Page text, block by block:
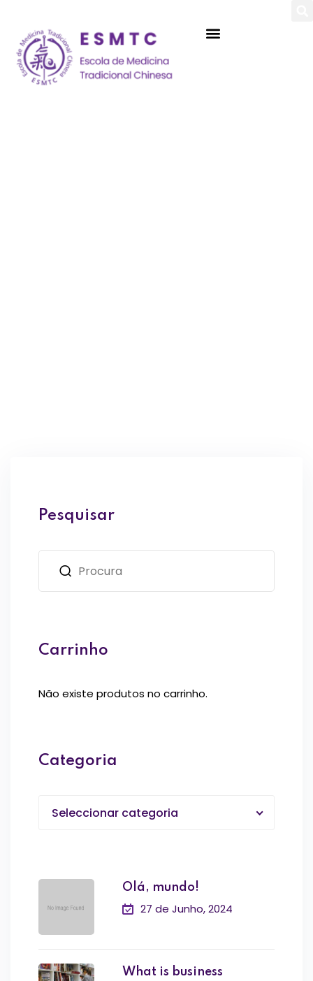
Pesquisar
Carrinho
Não existe produtos no carrinho.
Categoria
Seleccionar categoria
Olá, mundo!
27 de Junho, 2024
What is business
Login Assinar
Login